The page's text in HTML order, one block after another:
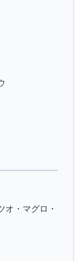
オ・マグロ・